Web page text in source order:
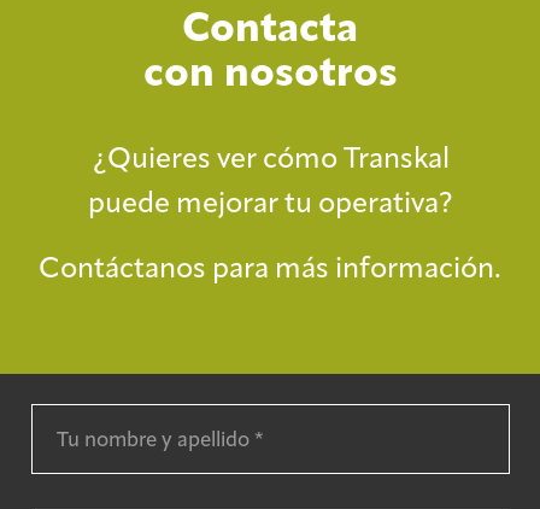
Contacta
con nosotros
¿Quieres ver cómo Transkal
puede mejorar tu operativa?
Contáctanos para más información.